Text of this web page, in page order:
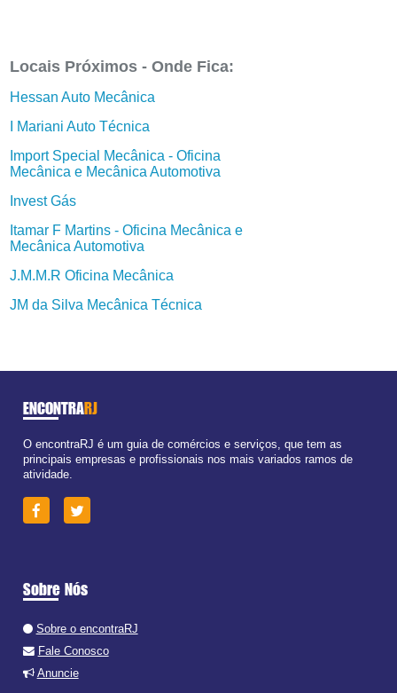
Locais Próximos - Onde Fica:
Hessan Auto Mecânica
I Mariani Auto Técnica
Import Special Mecânica - Oficina
Mecânica e Mecânica Automotiva
Invest Gás
Itamar F Martins - Oficina Mecânica e
Mecânica Automotiva
J.M.M.R Oficina Mecânica
JM da Silva Mecânica Técnica
ENCONTRARJ
O encontraRJ é um guia de comércios e serviços, que tem as
principais empresas e profissionais nos mais variados ramos de
atividade.
Sobre Nós
Sobre o encontraRJ
Fale Conosco
Anuncie